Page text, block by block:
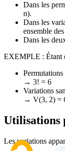
Dans les
n).
Dans les
ensemble
Dans les
EXEMPLE : Étant
→ 3! = 6
Variations
→ V(3, 2) =
Utilisations
Les variations